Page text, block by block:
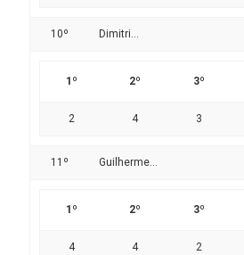
10º Dimitri...
1º 2º 3º
2 4 3
11º Guilherme...
1º 2º 3º
4 4 2